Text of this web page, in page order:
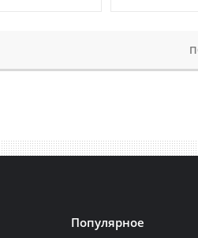
Популярное